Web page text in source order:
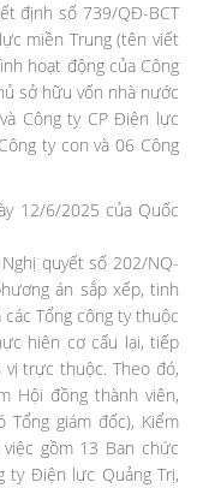
định số 739/QĐ-BCT
miền Trung (tên viết
hoạt động của Công
sở hữu vốn nhà nước
Công ty CP Điện lực
ty con và 06 Công
12/6/2025 của Quốc
quyết số 202/NQ-
án sắp xếp, tinh
Tổng công ty thuộc
hiện cơ cấu lại, tiếp
trực thuộc. Theo đó,
Hội đồng thành viên,
Tổng giám đốc), Kiểm
gồm 13 Ban chức
ty Điện lực Quảng Trị,